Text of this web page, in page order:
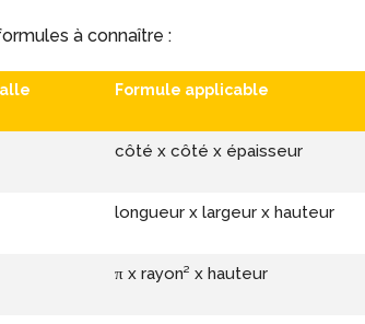
à connaître :
Formule applicable
côté x côté x épaisseur
longueur x largeur x hauteur
π x rayon² x hauteur